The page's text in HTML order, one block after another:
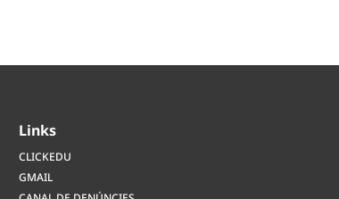
Links
CLICKEDU
GMAIL